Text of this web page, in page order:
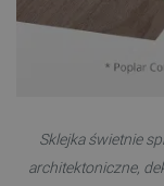
Sklejka świetnie
architektoniczne,